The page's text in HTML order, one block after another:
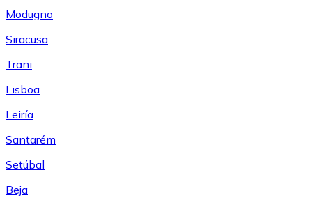
Modugno
Siracusa
Trani
Lisboa
Leiría
Santarém
Setúbal
Beja